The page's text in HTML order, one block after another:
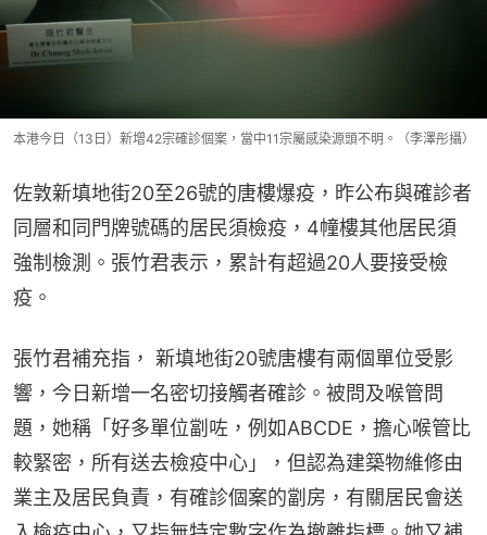
本港今日（13日）新增42宗確診個案，當中11宗屬感染源頭不明。（李澤彤攝）
佐敦新填地街20至26號的唐樓爆疫，昨公布與確診者
同層和同門牌號碼的居民須檢疫，4幢樓其他居民須
強制檢測。張竹君表示，累計有超過20人要接受檢
疫。
張竹君補充指， 新填地街20號唐樓有兩個單位受影
響，今日新增一名密切接觸者確診。被問及喉管問
題，她稱「好多單位劏咗，例如ABCDE，擔心喉管比
較緊密，所有送去檢疫中心」，但認為建築物維修由
業主及居民負責，有確診個案的劏房，有關居民會送